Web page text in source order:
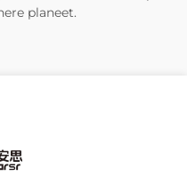
planeet.